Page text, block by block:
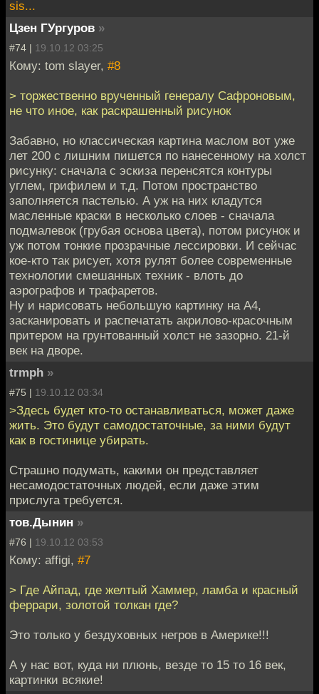
sis...
Цзен ГУргуров »
#74 | 19.10.12 03:25
Кому: tom slayer, #8
> торжественно врученный генералу Сафроновым,
не что иное, как раскрашенный рисунок
Забавно, но классическая картина маслом вот уже
лет 200 с лишним пишется по нанесенному на холст
рисунку: сначала с эскиза перенсятся контуры
углем, грифилем и т.д. Потом пространство
заполняется пастелью. А уж на них кладутся
масленные краски в несколько слоев - сначала
подмалевок (грубая основа цвета), потом рисунок и
уж потом тонкие прозрачные лессировки. И сейчас
кое-кто так рисует, хотя рулят более современные
технологии смешанных техник - влоть до
аэрографов и трафаретов.
Ну и нарисовать небольшую картинку на А4,
засканировать и распечатать акрилово-красочным
притером на грунтованный холст не зазорно. 21-й
век на дворе.
trmph »
#75 | 19.10.12 03:34
>Здесь будет кто-то останавливаться, может даже
жить. Это будут самодостаточные, за ними будут
как в гостинице убирать.
Страшно подумать, какими он представляет
несамодостаточных людей, если даже этим
прислуга требуется.
тов.Дынин »
#76 | 19.10.12 03:53
Кому: affigi, #7
> Где Айпад, где желтый Хаммер, ламба и красный
феррари, золотой толкан где?
Это только у бездуховных негров в Америке!!!
А у нас вот, куда ни плюнь, везде то 15 то 16 век,
картинки всякие!